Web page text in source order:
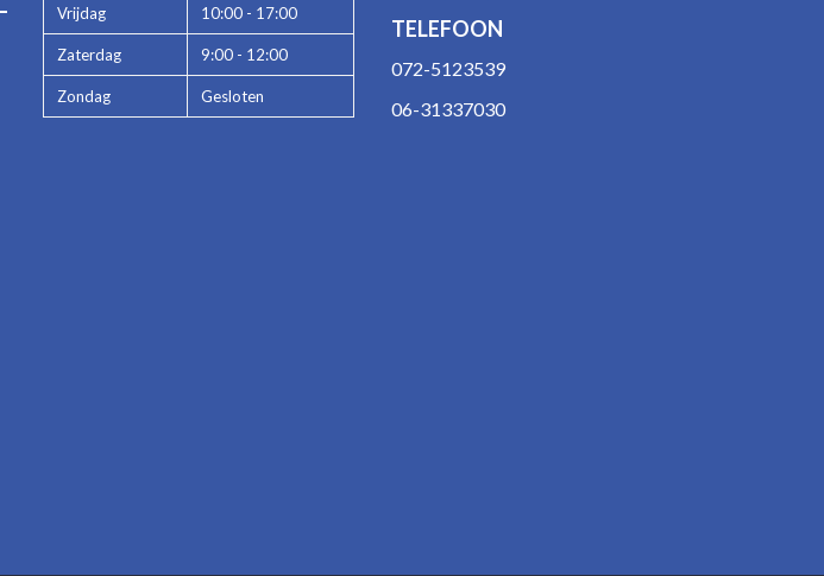
Vrijdag 10:00 - 17:00
Zaterdag 9:00 - 12:00
Zondag Gesloten
TELEFOON
072-5123539
06-31337030